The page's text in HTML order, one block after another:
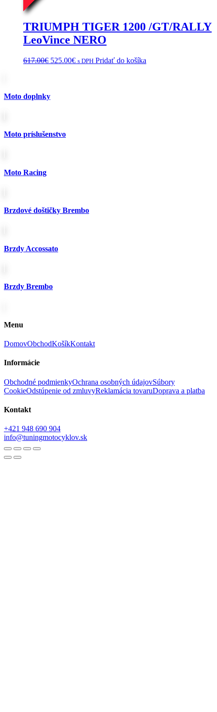
na
stránke
TRIUMPH TIGER 1200 /GT/RALLY
LeoVince NERO
617.00€ Pôvodná
525.00€Aktuálna
s DPH Pridať do košíka
Moto doplnky
Moto príslušenstvo
Moto Racing
Brzdové doštičky Brembo
Brzdy Accossato
Brzdy Brembo
Menu
DomovObchodKošíkKontakt
Informácie
Obchodné podmienkyOchrana osobných údajovSúbory
CookieOdstúpenie od zmluvyReklamácia tovaruDoprava a platba
Kontakt
+421 948 690 904
info@tuningmotocyklov.sk